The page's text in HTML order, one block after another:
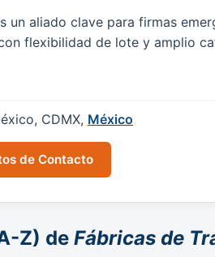
un aliado clave para firmas
flexibilidad de lote y amplio
CDMX, México
de Contacto
Z) de Fábricas de